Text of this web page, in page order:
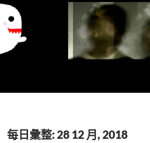
要
每日彙整: 28 12 月, 2018